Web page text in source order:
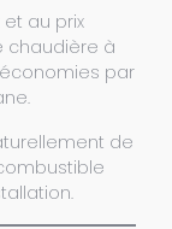
au prix
chaudière à
par
de